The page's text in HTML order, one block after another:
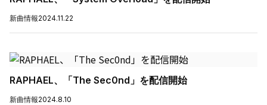
新曲情報2024.11.22
RAPHAEL、「The Sec0nd」を配信開始
新曲情報2024.8.10